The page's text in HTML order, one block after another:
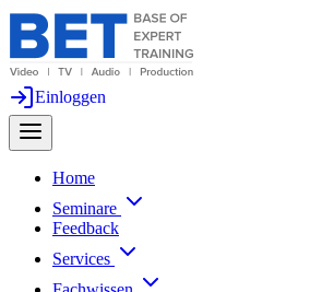
Einloggen
Home
Seminare
Feedback
Services